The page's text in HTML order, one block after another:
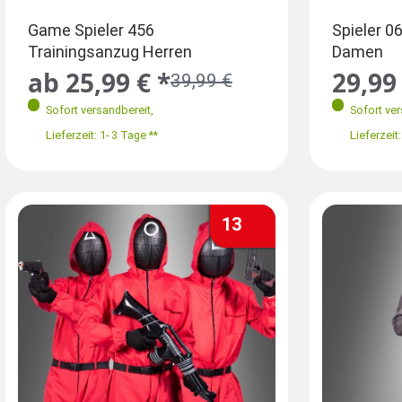
Game Spieler 456
Trainingsanzug Herren
39,99 €
ab 25,99 € *
Sofort versandbereit,
Lieferzeit: 1- 3 Tage **
Größen
M-L 48-
Größen
32-34 36-38
Spieler
Damen
Sofort
13